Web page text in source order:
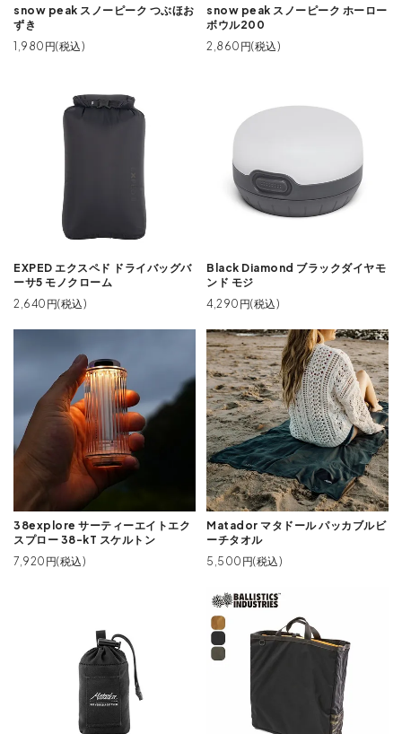
snow peak スノーピーク つぶほお
ずき
1,980円(税込)
snow peak スノーピーク ホーロー
ボウル200
2,860円(税込)
EXPED エクスペド ドライバッグバ
ーサ5 モノクローム
2,640円(税込)
Black Diamond ブラックダイヤモ
ンド モジ
4,290円(税込)
38explore サーティーエイトエク
スプロー 38-kT スケルトン
7,920円(税込)
Matador マタドール パッカブルビ
ーチタオル
5,500円(税込)